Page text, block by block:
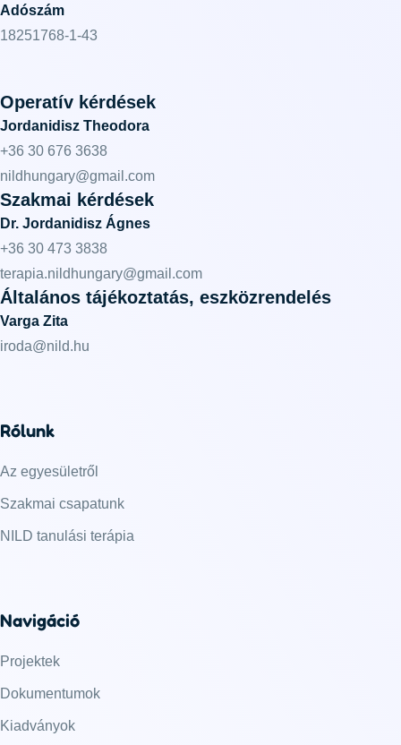
Adószám
18251768-1-43
Operatív kérdések
Jordanidisz Theodora
+36 30 676 3638
nildhungary@gmail.com
Szakmai kérdések
Dr. Jordanidisz Ágnes
+36 30 473 3838
terapia.nildhungary@gmail.com
Általános tájékoztatás, eszközrendelés
Varga Zita
iroda@nild.hu
Rólunk
Az egyesületről
Szakmai csapatunk
NILD tanulási terápia
Navigáció
Projektek
Dokumentumok
Kiadványok